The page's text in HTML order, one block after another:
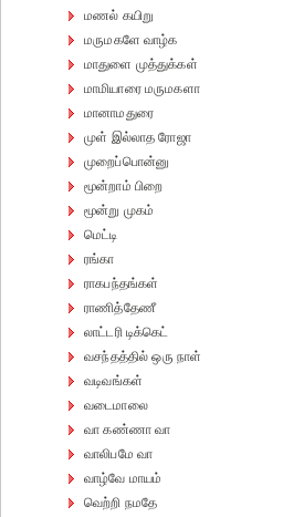
மணல் கயிறு
மருமகளே வாழ்க
மாதுளை முத்துக்கள்
மாமியாரை மருமகளா
மானாமதுரை
முள் இல்லாத ரோஜா
முறைப்பொன்னு
மூன்றாம் பிறை
மூன்று முகம்
மெட்டி
ரங்கா
ராகபந்தங்கள்
ராணித்தேணீ
லாட்டரி டிக்கெட்
வசந்தத்தில் ஒரு நாள்
வடிவங்கள்
வடைமாலை
வா கண்ணா வா
வாலிபமே வா
வாழ்வே மாயம்
வெற்றி நமதே